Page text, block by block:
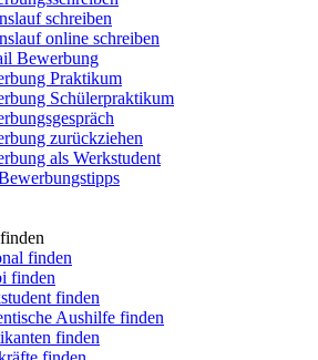
schreiben
online schreiben
Bewerbung
Praktikum
Schülerpraktikum
zurückziehen
als Werkstudent
finden
finden
finden
Aushilfe finden
finden